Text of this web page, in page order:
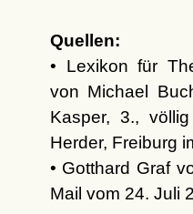
Quellen:
• Lexikon für
von Michael
Kasper, 3.,
Herder, Freiburg
• Gotthard Graf
Mail vom 24. Juli